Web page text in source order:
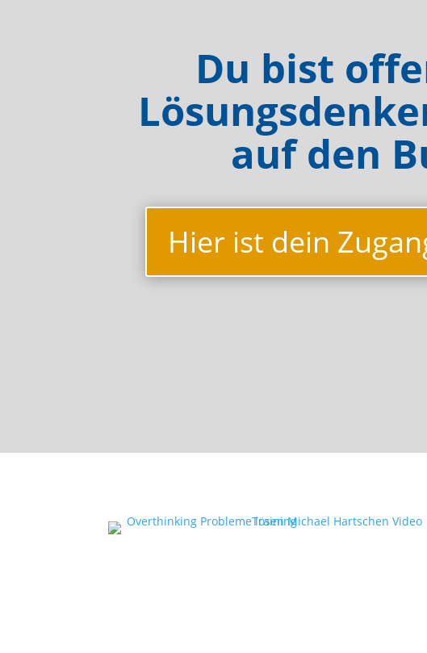
Du bist
auf den
Hier ist dein